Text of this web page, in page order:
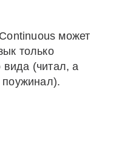
может
только
вида (читал, а